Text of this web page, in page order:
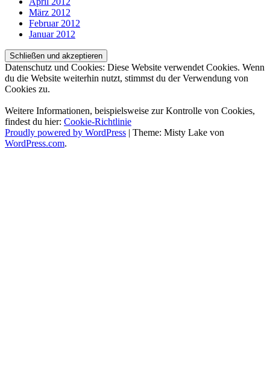
März 2012
Februar 2012
Januar 2012
Datenschutz und Cookies: Diese Website verwendet Cookies. Wenn
du die Website weiterhin nutzt, stimmst du der Verwendung von
Cookies zu.
Weitere Informationen, beispielsweise zur Kontrolle von Cookies,
findest du hier: Cookie-Richtlinie
Proudly powered by WordPress | Theme: Misty Lake von
WordPress.com.